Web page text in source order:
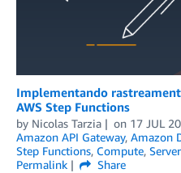
Implementando
AWS Step Functions
by Nicolas Tarzia on 17 JUL
Amazon API Gateway, Amazon
Step Functions, Compute,
Permalink
Share